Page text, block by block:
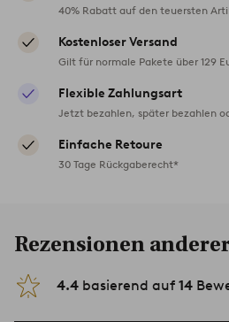
40% Rabatt auf den teuersten
Kostenloser Versand
Gilt für normale Pakete über 129
Flexible Zahlungsart
Jetzt bezahlen, später bezahlen
Einfache Retoure
30 Tage Rückgaberecht*
Rezensionen
4.4 basierend auf 14